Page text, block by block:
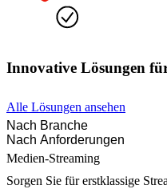
Innovative Lösungen
Alle Lösungen ansehen
Nach Branche
Nach Anforderungen
Medien-Streaming
Sorgen Sie für erstklassige